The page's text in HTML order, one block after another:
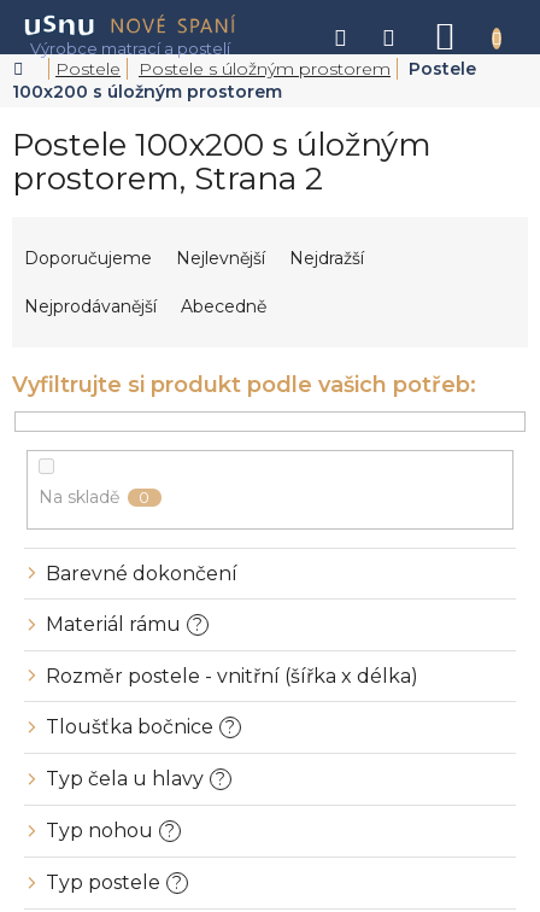
obsah
Domů
Postele Postele s úložným prostorem
Postele
100x200 s úložným prostorem
Postele 100x200 s úložným
prostorem, Strana 2
p
r
o
Doporučujeme Nejlevnější Nejdražší
Nejprodávanější Abecedně
Na skladě 0
Barevné dokončení
Materiál rámu ?
Rozměr postele - vnitřní (šířka x délka)
Tloušťka bočnice ?
Typ čela u hlavy ?
Typ nohou ?
Typ postele ?